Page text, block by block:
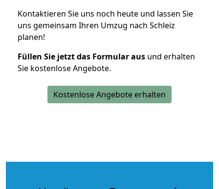
Kontaktieren Sie uns noch heute und lassen Sie
uns gemeinsam Ihren Umzug nach Schleiz
planen!
Füllen Sie jetzt das Formular aus und erhalten
Sie kostenlose Angebote.
Kostenlose Angebote erhalten